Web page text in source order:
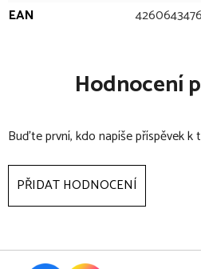
EAN
Hodnocení
Buďte první, kdo napíše příspěvek k
PŘIDAT HODNOCENÍ